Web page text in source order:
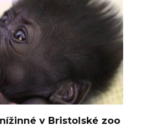
v Bristolské zoo